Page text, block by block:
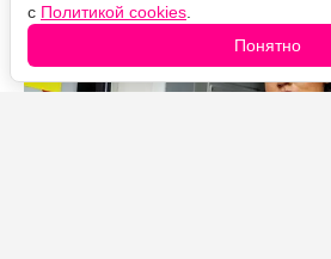
с Политикой cookies
Понятно